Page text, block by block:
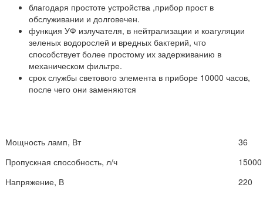
благодаря простоте устройства ,прибор прост в
обслуживании и долговечен.
функция УФ излучателя, в нейтрализации и коагуляции
зеленых водорослей и вредных бактерий, что
способствует более простому их задерживанию в
механическом фильтре.
срок службы светового элемента в приборе 10000 часов,
после чего они заменяются
Мощность ламп, Вт
36
Пропускная способность, л/ч
15000
Напряжение, В
220